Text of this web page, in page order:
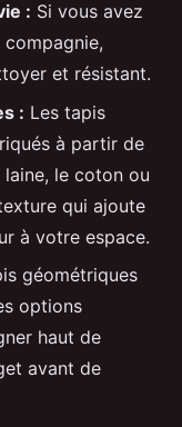
: Si vous avez
et résistant.
: Les tapis
à partir de
le coton ou
qui ajoute
à votre espace.
géométriques
options
haut de
avant de